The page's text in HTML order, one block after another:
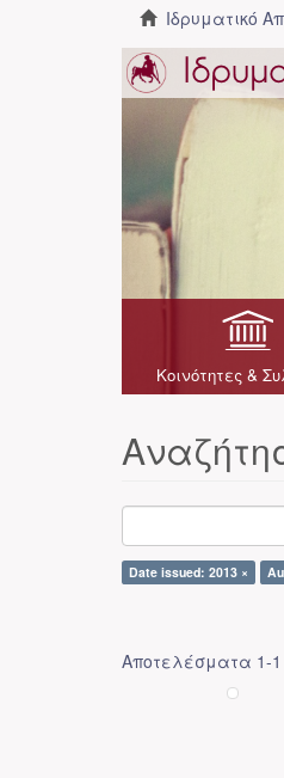
Ιδρυματικό
Κοινότητες &
Date issued: 2013 ×
Αποτελέσματα 1-1